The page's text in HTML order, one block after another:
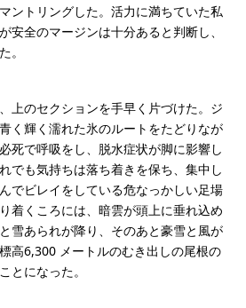
ントリングした。活力に満ちていた私
安全のマージンは十分あると判断し、
。
上のセクションを手早く片づけた。ジ
く輝く濡れた氷のルートをたどりなが
死で呼吸をし、脱水症状が脚に影響し
でも気持ちは落ち着きを保ち、集中し
でビレイをしている危なっかしい足場
着くころには、暗雲が頭上に垂れ込め
雪あられが降り、そのあと豪雪と風が
高6,300 メートルのむき出しの尾根の
とになった。